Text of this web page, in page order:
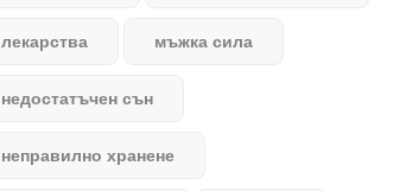
лекарства мъжка сила
недостатъчен сън
неправилно хранене